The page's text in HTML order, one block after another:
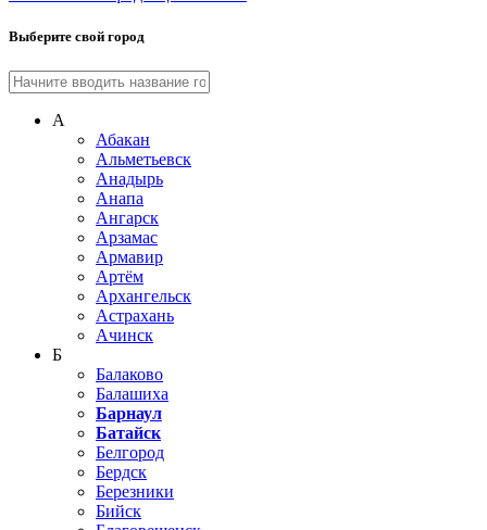
Выберите свой город
А
Абакан
Альметьевск
Анадырь
Анапа
Ангарск
Арзамас
Армавир
Артём
Архангельск
Астрахань
Ачинск
Б
Балаково
Балашиха
Барнаул
Батайск
Белгород
Бердск
Березники
Бийск